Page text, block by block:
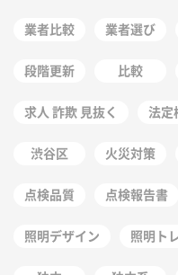
業者比較 業者選び
段階更新 比較
求人 詐欺 見抜く 法定
渋谷区 火災対策
点検品質 点検報告書
照明デザイン 照明ト